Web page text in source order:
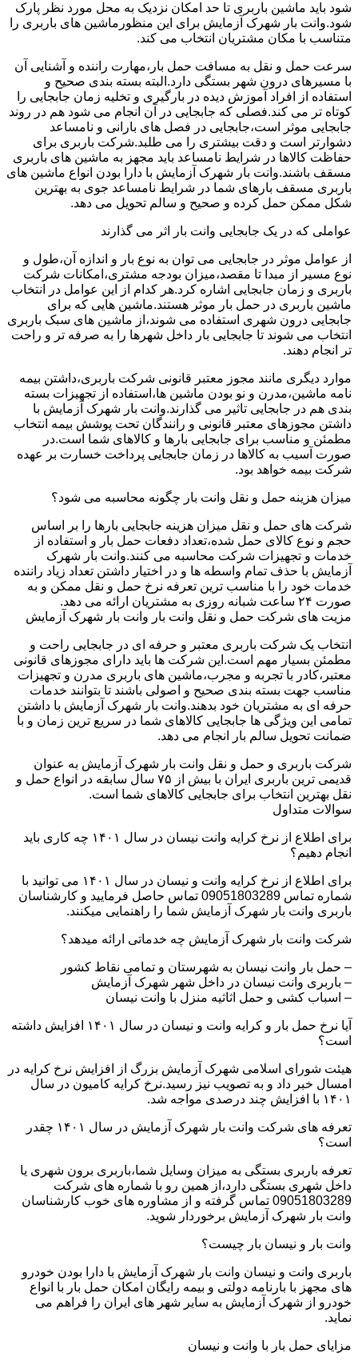
شود باید ماشین باربری تا حد امکان نزدیک به محل مورد نظر پارک
شود.وانت بار شهرک آزمایش برای این منظورماشین های باربری را
متناسب با مکان مشتریان انتخاب می کند.
سرعت حمل و نقل به مسافت حمل بار،مهارت راننده و آشنایی آن
با مسیرهای درون شهر بستگی دارد.البته بسته بندی صحیح و
استفاده از افراد آموزش دیده در بارگیری و تخلیه زمان جابجایی را
کوتاه تر می کند.فصلی که جابجایی در آن انجام می شود هم در روند
جابجایی موثر است،جابجایی در فصل های بارانی و نامساعد
دشوارتر است و دقت بیشتری را می طلبد.شرکت باربری برای
حفاظت کالاها در شرایط نامساعد باید مجهز به ماشین های باربری
مسقف باشند.وانت بار شهرک آزمایش با دارا بودن انواع ماشین های
باربری مسقف بارهای شما در شرایط نامساعد جوی به بهترین
شکل ممکن حمل کرده و صحیح و سالم تحویل می دهد.
عواملی که در یک جابجایی وانت بار اثر می گذارند
از عوامل موثر در جابجایی می توان به نوع بار و اندازه آن،طول و
نوع مسیر از مبدا تا مقصد،میزان بودجه مشتری،امکانات شرکت
باربری و زمان جابجایی اشاره کرد.هر کدام از این عوامل در انتخاب
ماشین باربری در حمل بار موثر هستند.ماشین هایی که برای
جابجایی درون شهری استفاده می شوند،از ماشین های سبک باربری
انتخاب می شوند تا جابجایی بار داخل شهرها را به صرفه تر و راحت
تر انجام دهند.
موارد دیگری مانند مجوز معتبر قانونی شرکت باربری،داشتن بیمه
نامه ماشین،مدرن و نو بودن ماشین ها،استفاده از تجهیزات بسته
بندی هم در جابجایی تاثیر می گذارند.وانت بار شهرک آزمایش با
داشتن مجوزهای معتبر قانونی و رانندگان تحت پوشش بیمه انتخاب
مطمئن و مناسب برای جابجایی بارها و کالاهای شما است.در
صورت آسیب به کالاها در زمان جابجایی پرداخت خسارت بر عهده
شرکت بیمه خواهد بود.
میزان هزینه حمل و نقل وانت بار چگونه محاسبه می شود؟
شرکت های حمل و نقل میزان هزینه جابجایی بارها را بر اساس
حجم و نوع کالای حمل شده،تعداد دفعات حمل بار و استفاده از
خدمات و تجهیزات شرکت محاسبه می کنند.وانت بار شهرک
آزمایش با حذف تمام واسطه ها و در اختیار داشتن تعداد زیاد راننده
خدمات خود را با مناسب ترین تعرفه نرخ حمل و نقل ممکن و به
صورت ۲۴ ساعت شبانه روزی به مشتریان ارائه می دهد.
مزیت های شرکت حمل و نقل وانت بار وانت بار شهرک آزمایش
انتخاب یک شرکت باربری معتبر و حرفه ای در جابجایی راحت و
مطمئن بسیار مهم است.این شرکت ها باید دارای مجوزهای قانونی
معتبر،کادر با تجربه و مجرب،ماشین های باربری مدرن و تجهیزات
مناسب جهت بسته بندی صحیح و اصولی باشند تا بتوانند خدمات
حرفه ای به مشتریان خود بدهند.وانت بار شهرک آزمایش با داشتن
تمامی این ویژگی ها جابجایی کالاهای شما در سریع ترین زمان و با
ضمانت تحویل سالم بار انجام می دهد.
شرکت باربری و حمل و نقل وانت بار شهرک آزمایش به عنوان
قدیمی ترین باربری ایران با بیش از ۷۵ سال سابقه در انواع حمل و
نقل بهترین انتخاب برای جابجایی کالاهای شما است.
سوالات متداول
برای اطلاع از نرخ کرایه وانت نیسان در سال ۱۴۰۱ چه کاری باید
انجام دهیم؟
برای اطلاع از نرخ کرایه وانت و نیسان در سال ۱۴۰۱ می توانید با
شماره تماس 09051803289 تماس حاصل فرمایید و کارشناسان
باربری وانت بار شهرک آزمایش شما را راهنمایی میکنند.
شرکت وانت بار شهرک آزمایش چه خدماتی ارائه میدهد؟
– حمل بار وانت نیسان به شهرستان و تمامی نقاط کشور
– باربری وانت نیسان در داخل شهر شهرک آزمایش
– اسباب کشی و حمل اثاثیه منزل با وانت نیسان
آیا نرخ حمل بار و کرایه وانت و نیسان در سال ۱۴۰۱ افزایش داشته
است؟
هیئت شورای اسلامی شهرک آزمایش بزرگ از افزایش نرخ کرایه در
امسال خبر داد و به تصویب نیز رسید.نرخ کرایه کامیون در سال
۱۴۰۱ با افزایش چند درصدی مواجه شد.
تعرفه های شرکت وانت بار شهرک آزمایش در سال ۱۴۰۱ چقدر
است؟
تعرفه باربری بستگی به میزان وسایل شما،باربری برون شهری یا
داخل شهری بستگی دارد،از همین رو با شماره های شرکت
09051803289 تماس گرفته و از مشاوره های خوب کارشناسان
وانت بار شهرک آزمایش برخوردار شوید.
وانت بار و نیسان بار چیست؟
باربری وانت و نیسان وانت بار شهرک آزمایش با دارا بودن خودرو
های مجهز با بارنامه دولتی و بیمه رایگان امکان حمل بار با انواع
خودرو از شهرک آزمایش به سایر شهر های ایران را فراهم می
نماید.
مزایای حمل بار با وانت و نیسان